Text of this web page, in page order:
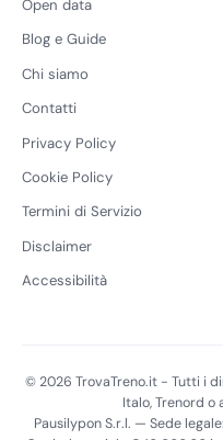
Open data
Blog e Guide
Chi siamo
Contatti
Privacy Policy
Cookie Policy
Termini di Servizio
Disclaimer
Accessibilità
© 2026 TrovaTreno.it - Tutti i
Italo, Trenord
Pausilypon S.r.l. — Sede